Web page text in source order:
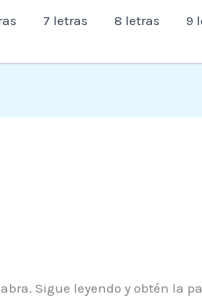
7 letras 8 letras 9
Sigue leyendo y obtén la